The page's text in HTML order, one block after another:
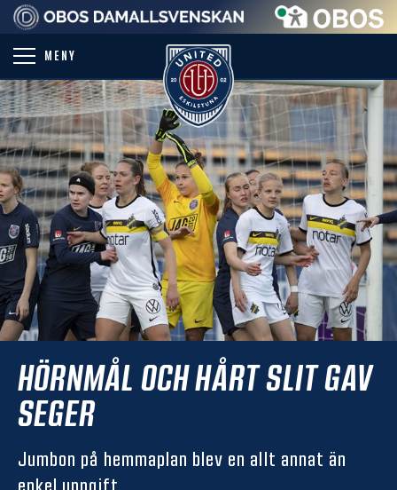
MENY
PARTNER
HÖRNMÅL OCH HÅRT SLIT GAV
SEGER
Jumbon på hemmaplan blev en allt annat än
enkel uppgift.